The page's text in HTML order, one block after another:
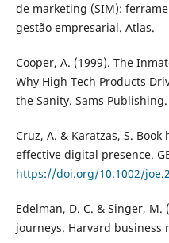
de marketing (SIM):
gestão empresarial. Atlas.
Cooper, A. (1999). The
Why High Tech Products
the Sanity. Sams Publishing.
Cruz, A. & Karatzas, S.
effective digital presence.
https://doi.org/10.1002/
Edelman, D. C. & Singer,
journeys. Harvard business